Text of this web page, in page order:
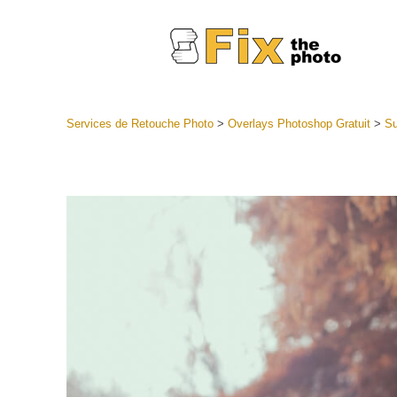
Services
Collecte
Services de Retouche Photo> Overlays Photoshop Gratuit>